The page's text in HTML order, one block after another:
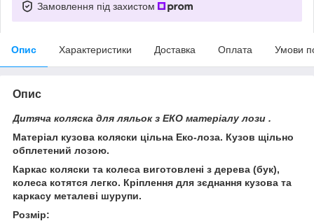
Замовлення під захистом
Опис Характеристики Доставка Оплата Умови
Опис
Дитяча коляска для ляльок з ЕКО матеріалу лози .
Матеріал кузова коляски цільна Еко-лоза. Кузов щільно
обплетений лозою.
Каркас коляски та колеса виготовлені з дерева (бук),
колеса котятся легко. Кріплення для зєднання кузова та
каркасу металеві шурупи.
Розмір: